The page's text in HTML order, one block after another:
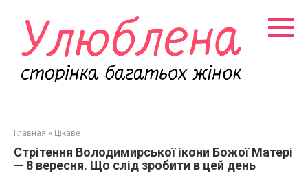
контенту
Главная » Цікаве
Стрітення Володимирської ікони Божої Матері
— 8 вересня. Що слід зробити в цей день